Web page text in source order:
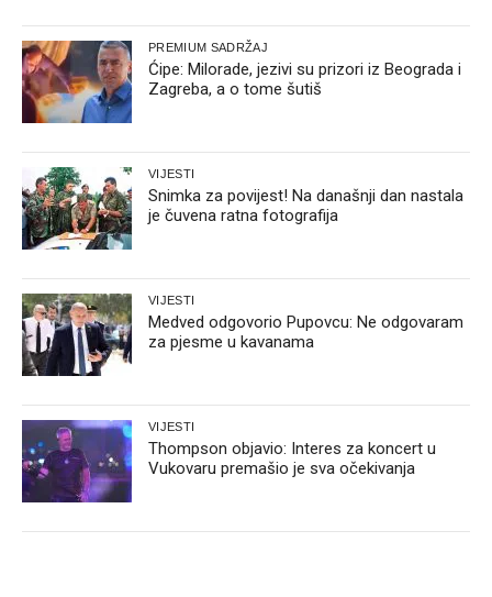
PREMIUM SADRŽAJ
Ćipe: Milorade, jezivi su prizori iz Beograda i
Zagreba, a o tome šutiš
VIJESTI
Snimka za povijest! Na današnji dan nastala
je čuvena ratna fotografija
VIJESTI
Medved odgovorio Pupovcu: Ne odgovaram
za pjesme u kavanama
VIJESTI
Thompson objavio: Interes za koncert u
Vukovaru premašio je sva očekivanja